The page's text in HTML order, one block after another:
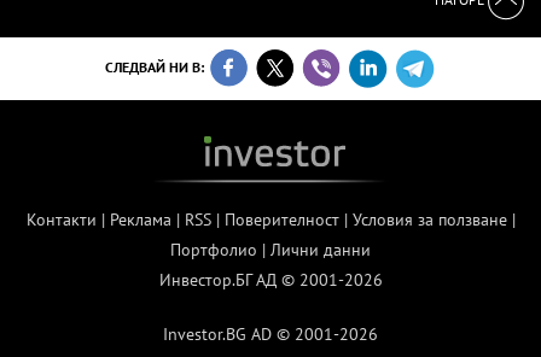
СЛЕДВАЙ НИ В:
Контакти | Реклама | RSS| Поверителност| Условия за ползване|
Портфолио | Лични данни
Инвестор.БГ АД © 2001-2026
Investor.BG AD © 2001-2026